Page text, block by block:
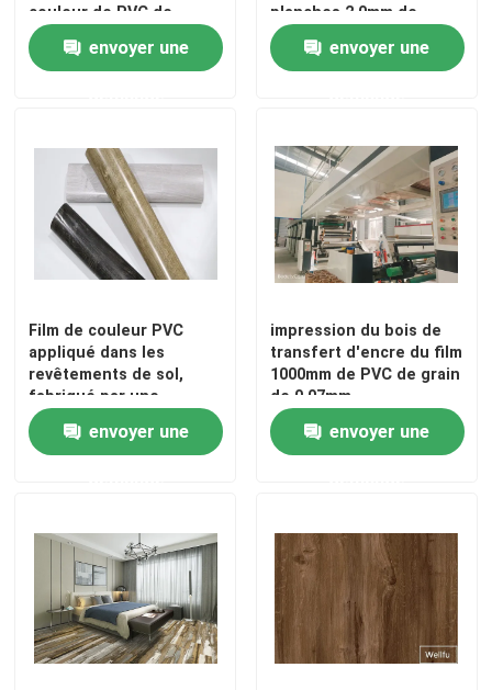
couleur de PVC de
décor de film de grain
élégant en bois
envoyer une
planches 2.0mm de
plancher de PVC de
vinyle de résistance de
feu
envoyer une
Film de couleur PVC
appliqué dans les
revêtements de sol,
fabriqué par une
machine d'impression à
grande vitesse
envoyer une
impression du bois de
transfert d'encre du film
1000mm de PVC de grain
de 0.07mm
envoyer une